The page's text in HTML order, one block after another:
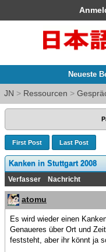
Neueste
JN > Ressourcen >
First Post Last Post
Kanken in Stuttgart 2008
Verfasser Nachricht
atomu
Es wird wieder einen
Genaueres über Ort und
feststeht, aber ihr könnt ja